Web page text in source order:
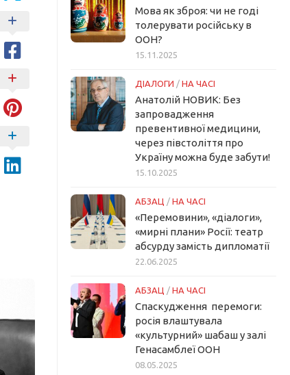
Мова як зброя: чи не годі
толерувати російську в
ООН?
15.11.2025
ДІАЛОГИ / НА ЧАСІ
Анатолій НОВИК: Без
запровадження
превентивної медицини,
через півстоліття про
Україну можна буде забути!
15.10.2025
АБЗАЦ / НА ЧАСІ
«Перемовини», «діалоги»,
«мирні плани» Росії: театр
абсурду замість дипломатії
22.06.2025
АБЗАЦ / НА ЧАСІ
Спаскудження перемоги:
росія влаштувала
«культурний» шабаш у залі
Генасамблеї ООН
08.05.2025